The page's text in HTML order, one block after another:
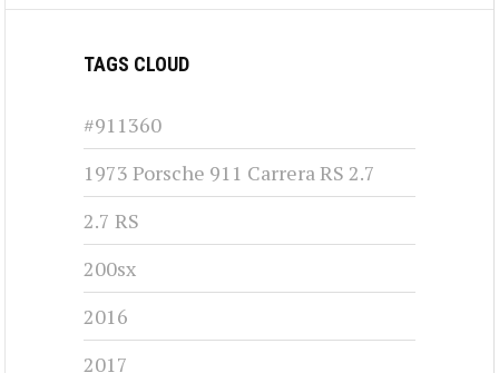
TAGS CLOUD
#911360
1973 Porsche 911 Carrera RS 2.7
2.7 RS
200sx
2016
2017